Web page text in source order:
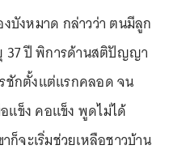
บังหมาด กล่าวว่า ตนมีลูก
37 ปี พิการด้านสติปัญญา
ชักตั้งแต่แรกคลอด จน
แข็ง คอแข็ง พูดไม่ได้
ก็จะเริ่มช่วยเหลือชาวบ้าน